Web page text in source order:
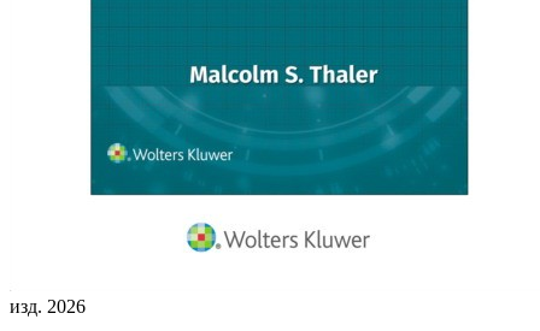
изд. 2026